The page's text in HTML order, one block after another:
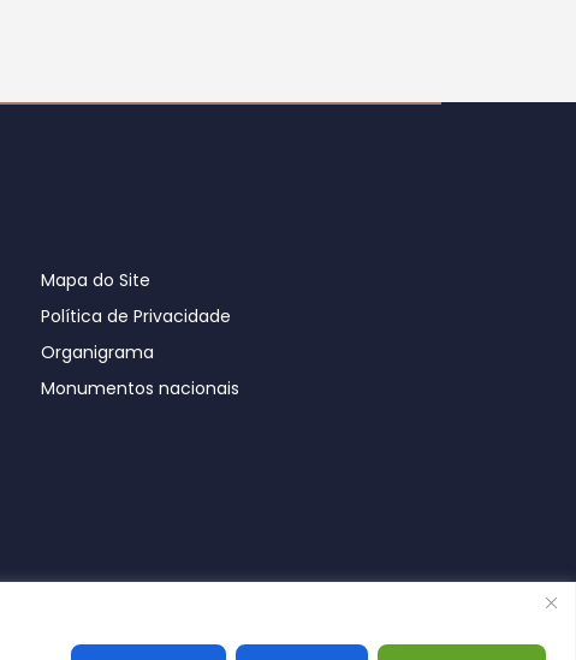
Mapa do Site
Política de Privacidade
Organigrama
Monumentos nacionais